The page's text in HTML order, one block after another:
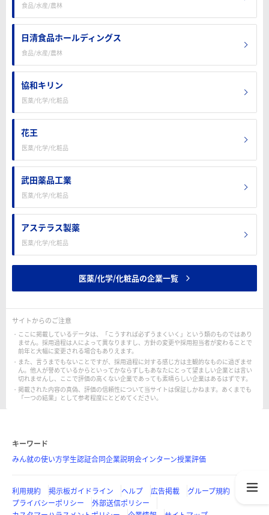
食品/水産/農林
日清食品ホールディングス
食品/水産/農林
協和キリン
医薬/化学/化粧品
花王
医薬/化学/化粧品
武田薬品工業
医薬/化学/化粧品
アステラス製薬
医薬/化学/化粧品
医薬/化学/化粧品の企業一覧
サイトからのご注意
ここに掲載しているデータは、「こうすれば必ずうまくいく」という類のものではあり
ません。採用過程は人によって異なりますし、方針の変更や採用担当者が変わることで
前年と大幅に変更される場合もありえます。
また、言うまでもないことですが、採用過程に対する感じ方は主観的なものに過ぎませ
ん。他人が誉めているからといってかならずしもあなたにとって望ましい企業とは言い
切れませんし、ここで評価の高くない企業であっても素晴らしい企業はあるはずです。
掲載された内容の真偽、評価の信頼性について当サイトは保証しかねます。あくまでも
「一つの結果」として参考程度にとどめてください。
キーワード
みん就の使い方学生認証合同企業説明会インターン授業評価
利用規約 掲示板ガイドライン ヘルプ 広告掲載
グループ規約
プライバシーポリシー
外部送信ポリシー